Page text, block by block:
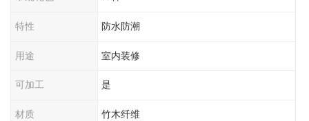
特性 防水防潮
用途 室内装修
可加工 是
材质 竹木纤维